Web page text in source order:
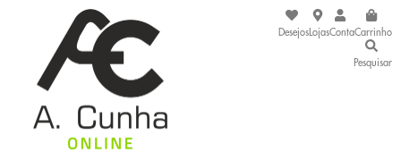
DesejosLojasContaCarrinho
Pesquisar